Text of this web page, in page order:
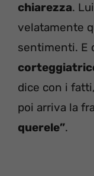
chiarezza.
velatamente
sentimenti. E
dice con i
poi arriva la
querele”.